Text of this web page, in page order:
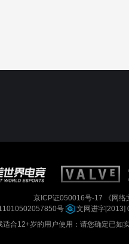
京ICP证050016号-17
《网
号
文网进字[2013]
适合12+岁的用户使用：请您确定已如